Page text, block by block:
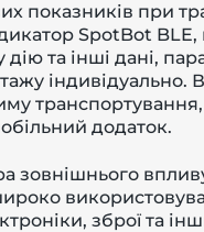
показників при
SpotBot
дію та інші дані,
індивідуально.
додаток.
зовнішнього
зброї та